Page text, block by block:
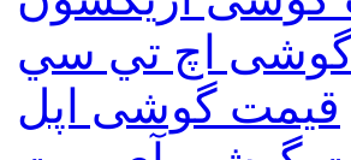
اچ تي سي
قیمت گوشی اپل